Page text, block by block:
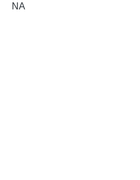
NA